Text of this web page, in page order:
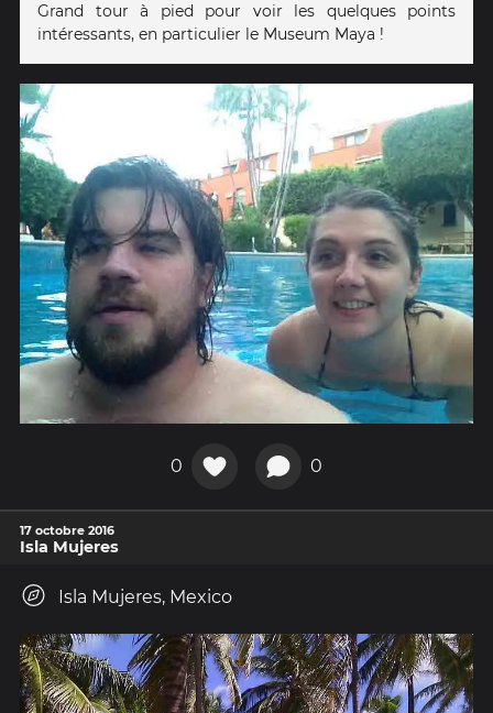
Grand tour à pied pour voir les quelques points
intéressants, en particulier le Museum Maya !
0 0
17 octobre 2016
Isla Mujeres
Isla Mujeres, Mexico